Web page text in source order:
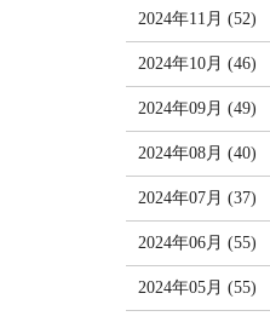
2024年11月 (52)
2024年10月 (46)
2024年09月 (49)
2024年08月 (40)
2024年07月 (37)
2024年06月 (55)
2024年05月 (55)